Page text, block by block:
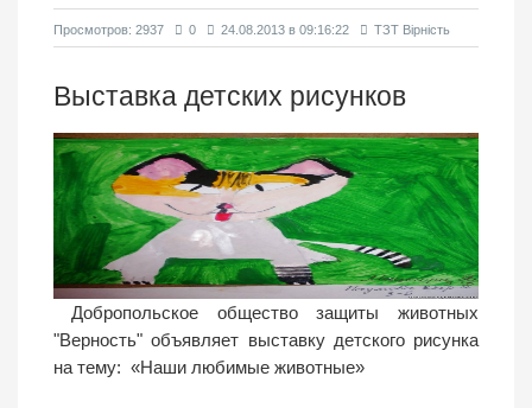
Просмотров: 2937 0 24.08.2013 в 09:16:22 ТЗТ Вірність
Выставка детских рисунков
Добропольское общество защиты животных
"Верность" объявляет выставку детского рисунка
на тему: «Наши любимые животные»